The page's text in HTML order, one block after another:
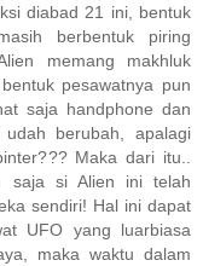
diabad 21 ini, bentuk
berbentuk piring
memang makhluk
pesawatnya pun
saja handphone dan
berubah, apalagi
Maka dari itu..
saja si Alien ini telah
sendiri! Hal ini dapat
UFO yang luarbiasa
maka waktu dalam